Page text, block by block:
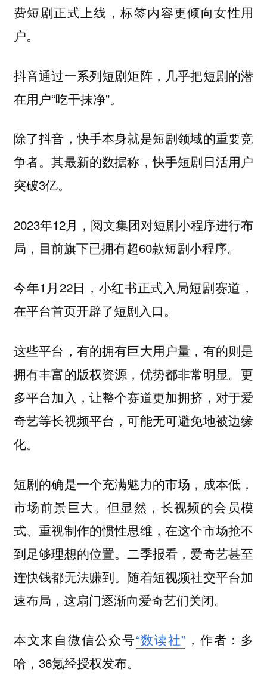
费短剧正式上线，标签内容更倾向女性用
户。
抖音通过一系列短剧矩阵，几乎把短剧的潜
在用户“吃干抹净”。
除了抖音，快手本身就是短剧领域的重要竞
争者。其最新的数据称，快手短剧日活用户
突破3亿。
2023年12月，阅文集团对短剧小程序进行布
局，目前旗下已拥有超60款短剧小程序。
今年1月22日，小红书正式入局短剧赛道，
在平台首页开辟了短剧入口。
这些平台，有的拥有巨大用户量，有的则是
拥有丰富的版权资源，优势都非常明显。更
多平台加入，让整个赛道更加拥挤，对于爱
奇艺等长视频平台，可能无可避免地被边缘
化。
短剧的确是一个充满魅力的市场，成本低，
市场前景巨大。但显然，长视频的会员模
式、重视制作的惯性思维，在这个市场抢不
到足够理想的位置。二季报看，爱奇艺甚至
连快钱都无法赚到。随着短视频社交平台加
速布局，这扇门逐渐向爱奇艺们关闭。
本文来自微信公众号“数读社” ，作者：多
哈，36氪经授权发布。